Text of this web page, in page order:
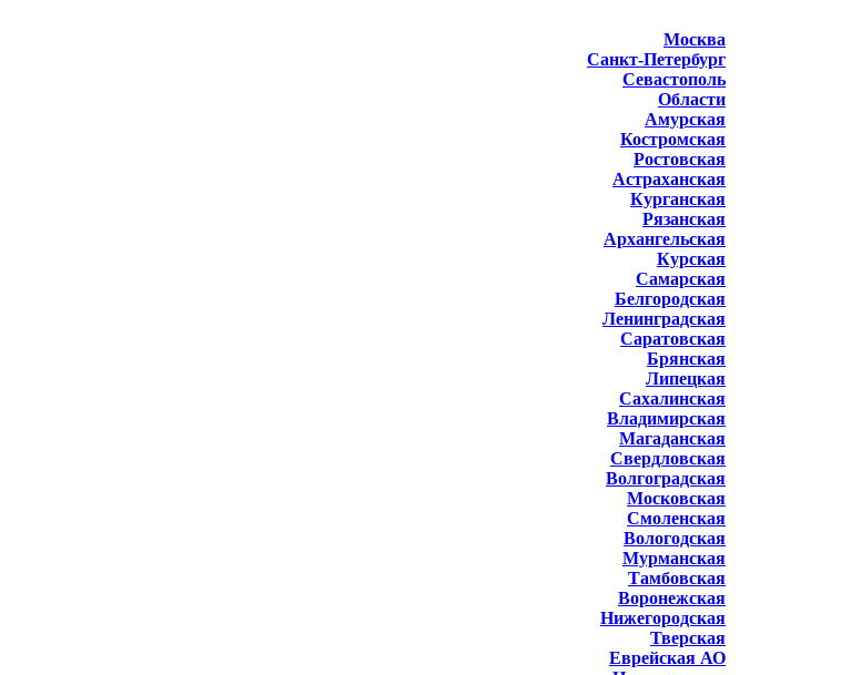
Москва
Санкт-Петербург
Севастополь
Области
Амурская
Костромская
Ростовская
Астраханская
Курганская
Рязанская
Архангельская
Курская
Самарская
Белгородская
Ленинградская
Саратовская
Брянская
Липецкая
Сахалинская
Владимирская
Магаданская
Свердловская
Волгоградская
Московская
Смоленская
Вологодская
Мурманская
Тамбовская
Воронежская
Нижегородская
Тверская
Еврейская АО